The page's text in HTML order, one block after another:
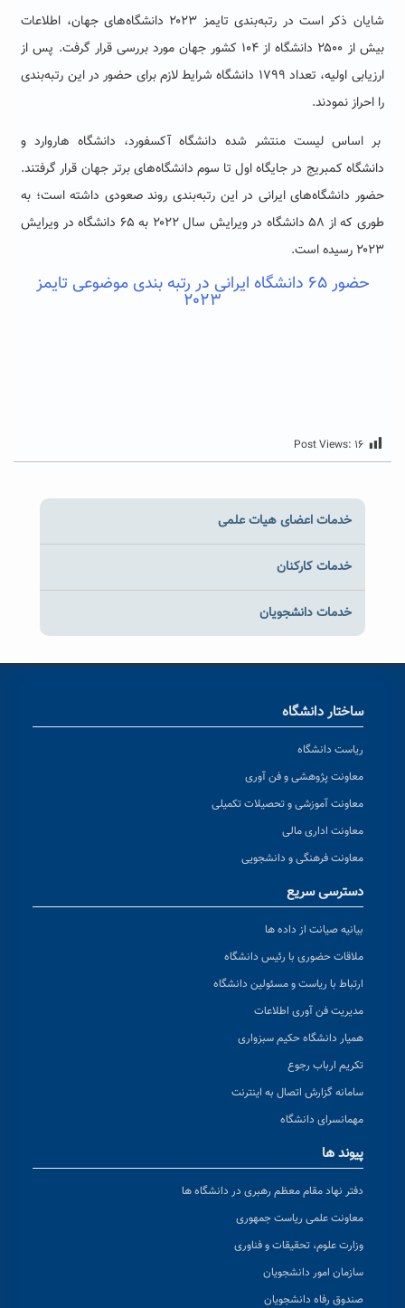
شایان ذکر است در رتبه‌بندی تایمز ۲۰۲۳ دانشگاه‌های جهان، اطلاعات
بیش از ۲۵۰۰ دانشگاه از ۱۰۴ کشور جهان مورد بررسی قرار گرفت. پس از
ارزیابی اولیه، تعداد ۱۷۹۹ دانشگاه شرایط لازم برای حضور در این رتبه‌بندی
را احراز نمودند.
بر اساس لیست منتشر شده دانشگاه آکسفورد، دانشگاه هاروارد و
دانشگاه کمبریج در جایگاه اول تا سوم دانشگاه‌های برتر جهان قرار گرفتند.
حضور دانشگاه‌های ایرانی در این رتبه‌بندی روند صعودی داشته است؛ به
طوری که از ۵۸ دانشگاه در ویرایش سال ۲۰۲۲ به ۶۵ دانشگاه در ویرایش
۲۰۲۳ رسیده است.
حضور ۶۵ دانشگاه ایرانی در رتبه بندی موضوعی تایمز
۲۰۲۳
Post Views: ۱۶
خدمات اعضای هیات علمی
خدمات کارکنان
خدمات دانشجویان
ساختار دانشگاه
ریاست دانشگاه
معاونت پژوهشی و فن آوری
معاونت آموزشی و تحصیلات تکمیلی
معاونت اداری مالی
معاونت فرهنگی و دانشجویی
دسترسی سریع
بیانیه صیانت از داده ها
ملاقات حضوری با رئیس دانشگاه
ارتباط با ریاست و مسئولین دانشگاه
مدیریت فن آوری اطلاعات
همیار دانشگاه حکیم سبزواری
تکریم ارباب رجوع
سامانه گزارش اتصال به اینترنت
مهمانسرای دانشگاه
پیوند ها
دفتر نهاد مقام معظم رهبری در دانشگاه ها
معاونت علمی ریاست جمهوری
وزارت علوم، تحقیقات و فناوری
سازمان امور دانشجویان
صندوق رفاه دانشجویان